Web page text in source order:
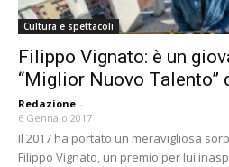
Cultura e spettacoli
Filippo Vignato: è un
“Miglior Nuovo Talento”
Redazione -
6 Gennaio 2017
Il 2017 ha portato un meravigliosa
Filippo Vignato, un premio per lui